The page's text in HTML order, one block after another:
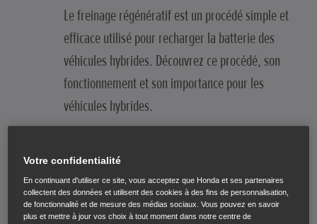
Le freinage régénératif est un procédé simple et
efficace utilisé pour recharger la batterie des
véhicules hybrides. Découvrez ce procédé, son
fonctionnement et son importance pour les
véhicules hybrides.
RETOUR AU BLOG
Définition du freinage régénératif
Votre confidentialité
En continuant d'utiliser ce site, vous acceptez que Honda et ses partenaires
collectent des données et utilisent des cookies à des fins de personnalisation,
de fonctionnalité et de mesure des médias sociaux. Vous pouvez en savoir
plus et mettre à jour vos choix à tout moment dans notre centre de